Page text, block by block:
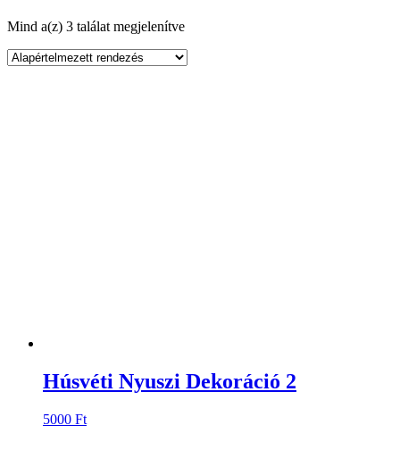
Mind a(z) 3 találat megjelenítve
Húsvéti Nyuszi Dekoráció 2
5000 Ft